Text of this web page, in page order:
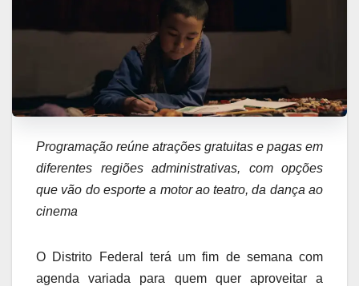
Programação reúne atrações gratuitas e pagas em
diferentes regiões administrativas, com opções
que vão do esporte a motor ao teatro, da dança ao
cinema
O Distrito Federal terá um fim de semana com
agenda variada para quem quer aproveitar a